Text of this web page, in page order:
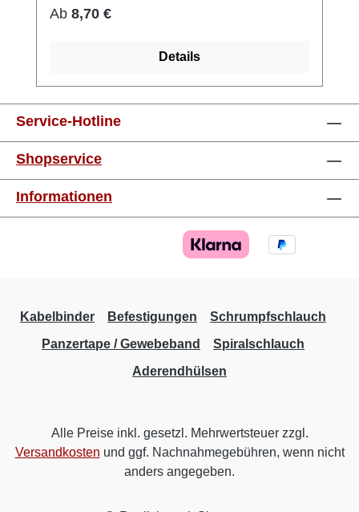
Regulärer Preis:
Ab 8,70 €
Details
Service-Hotline
Shopservice
Informationen
Kabelbinder Befestigungen
Schrumpfschlauch
Panzertape / Gewebeband
Spiralschlauch
Aderendhülsen
Alle Preise inkl. gesetzl. Mehrwertsteuer zzgl.
Versandkosten und ggf. Nachnahmegebühren, wenn nicht
anders angegeben.